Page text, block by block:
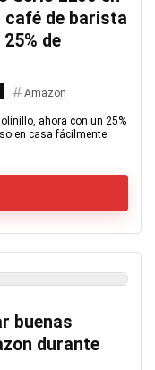
de barista
de
Amazon
ahora con un 25%
en casa fácilmente.
buenas
durante